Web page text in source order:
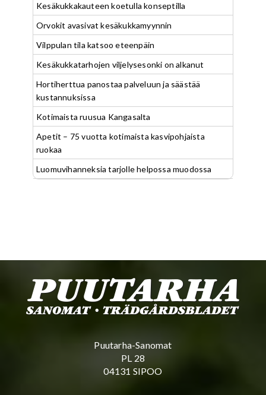
Kesäkukkakauteen koetulla konseptilla
Orvokit avasivat kesäkukkamyynnin
Vilppulan tila katsoo eteenpäin
Kesäkukkatarhojen viljelysesonki on alkanut
Hortiherttua panostaa palveluun ja säästää
kustannuksissa
Kotimaista ruusua Kangasalta
Apetit – 75 vuotta kotimaista kasvipohjaista
ruokaa
Luomuvihanneksia tarjolle helpossa muodossa
Puutarha-Sanomat
PL 28
04131 SIPOO